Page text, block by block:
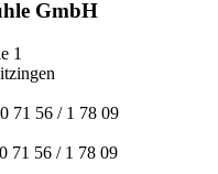
GmbH
1
71 56 / 1 78 09
71 56 / 1 78 09